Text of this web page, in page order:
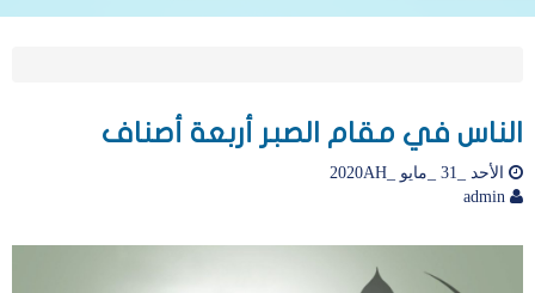
الناس في مقام الصبر أربعة أصناف
الأحد _31 _مايو _2020AH